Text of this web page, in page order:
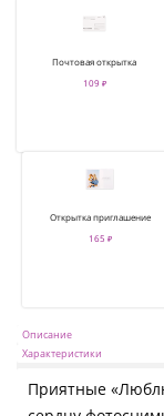
Почтовая открытка
109 ₽
Открытка приглашение
165 ₽
Описание
Характеристики
Приятные